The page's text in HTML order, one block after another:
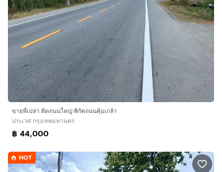
ขายที่เปล่า ติดถนนใหญ่ พิกัดถนนคุ้มเกล้า
ประเวศ กรุงเทพมหานคร
฿ 44,000
HOT